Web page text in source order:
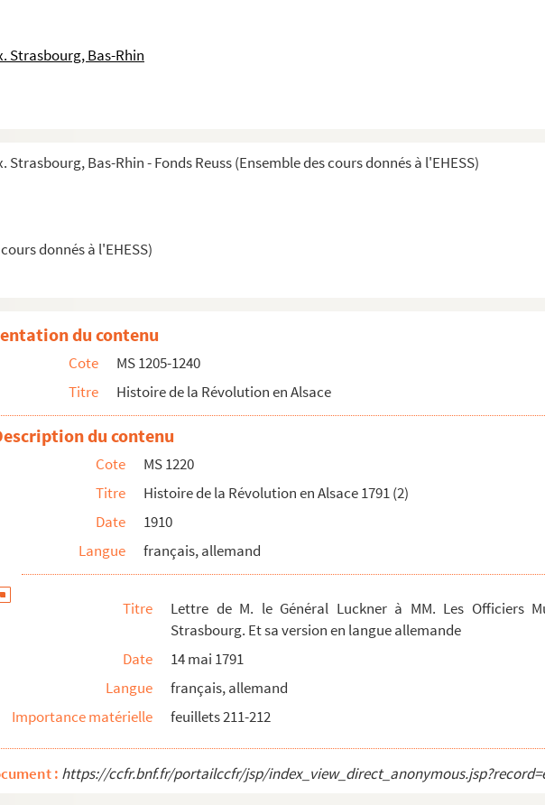
Strasbourg, Bas-Rhin
Bas-Rhin - Fonds Reuss (Ensemble des cours donnés à l'EHESS)
donnés à l'EHESS)
d'archives relatives à la Révolution
langue allemande
Et sa version en langue allemande
d'archives relatives à la Révolution
d'archives relatives à la Révolution
de la Commune de Strasbourg. Et sa ve...
d'archives relatives à la Révolution
du Bas-Rhin, avec celles qu'il acquittoit...
du contenu
Cote
MS 1205-1240
Titre
Histoire de la Révolution en Alsace
du contenu
Cote
MS 1220
Titre
Histoire de la Révolution en Alsace 1791 (2)
Date
1910
Langue
français, allemand
Titre
Lettre de M. le Général Luckner à MM. Les Officiers
Strasbourg. Et sa version en langue allemande
Date
14 mai 1791
Langue
français, allemand
Importance matérielle
feuillets 211-212
: https://ccfr.bnf.fr/portailccfr/jsp/